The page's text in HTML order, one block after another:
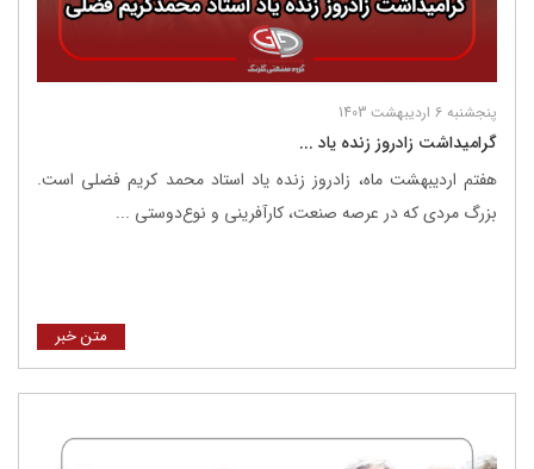
پنجشنبه 6 اردیبهشت 1403
گرامیداشت زادروز زنده یاد ...
هفتم اردیبهشت ماه، زادروز زنده یاد استاد محمد کریم فضلی است.
بزرگ مردی که در عرصه صنعت، کارآفرینی و نوع‌دوستی ...
متن خبر